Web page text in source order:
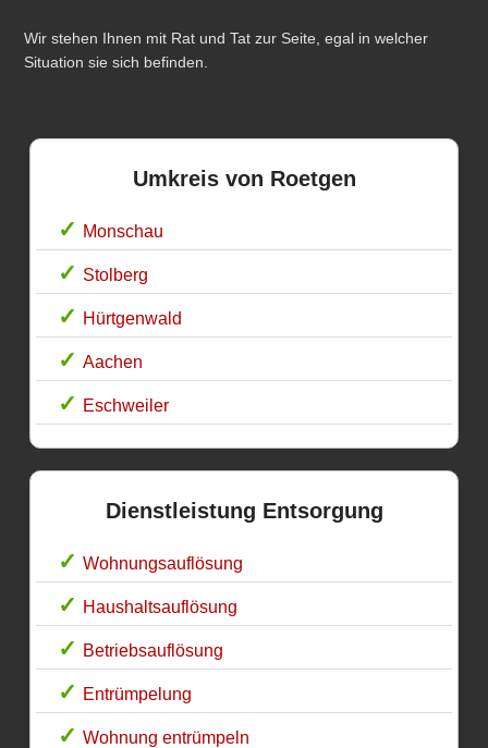
Wir stehen Ihnen mit Rat und Tat zur Seite, egal in welcher
Situation sie sich befinden.
Umkreis von Roetgen
Monschau
Stolberg
Hürtgenwald
Aachen
Eschweiler
Dienstleistung Entsorgung
Wohnungsauflösung
Haushaltsauflösung
Betriebsauflösung
Entrümpelung
Wohnung entrümpeln